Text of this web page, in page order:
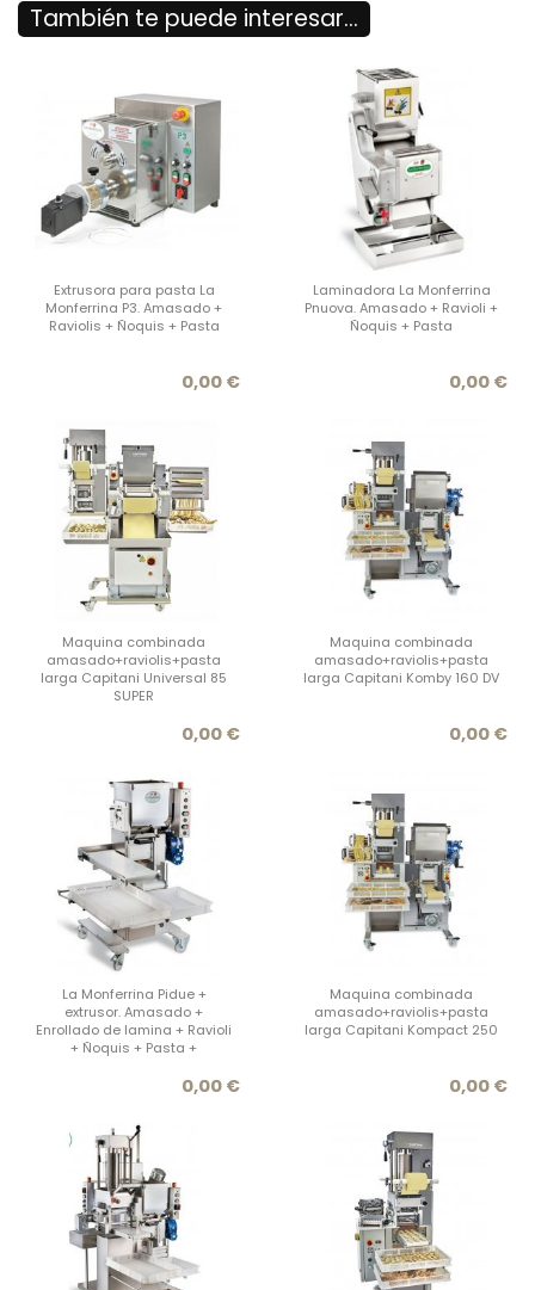
También te puede interesar...
Extrusora para pasta La
Monferrina P3. Amasado +
Raviolis + Ñoquis + Pasta
Precio
0,00 €
Laminadora La Monferrina
Pnuova. Amasado + Ravioli +
Ñoquis + Pasta
0,00 €
Maquina combinada
amasado+raviolis+pasta
larga Capitani Universal 85
SUPER
Precio
0,00 €
Maquina combinada
amasado+raviolis+pasta
larga Capitani Komby 160 DV
0,00 €
La Monferrina Pidue +
extrusor. Amasado +
Enrollado de lamina + Ravioli
+ Ñoquis + Pasta +
Precio
0,00 €
Maquina combinada
amasado+raviolis+pasta
larga Capitani Kompact 250
0,00 €